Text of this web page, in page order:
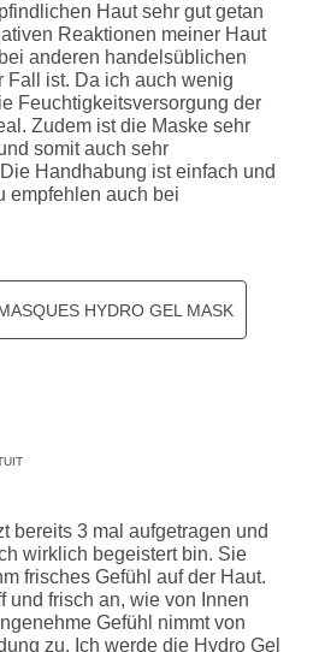
Haut sehr gut getan
Reaktionen meiner Haut
anderen handelsüblichen
Fall ist. Da ich auch wenig
Feuchtigkeitsversorgung der
Zudem ist die Maske sehr
somit auch sehr
Handhabung ist einfach und
empfehlen auch bei
HYDRO GEL MASK
bereits 3 mal aufgetragen und
wirklich begeistert bin. Sie
frisches Gefühl auf der Haut.
und frisch an, wie von Innen
Gefühl nimmt von
zu. Ich werde die Hydro Gel